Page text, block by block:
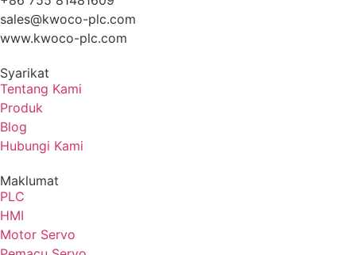
sales@kwoco-plc.com
www.kwoco-plc.com
Syarikat
Tentang Kami
Produk
Blog
Hubungi Kami
Maklumat
PLC
HMI
Motor Servo